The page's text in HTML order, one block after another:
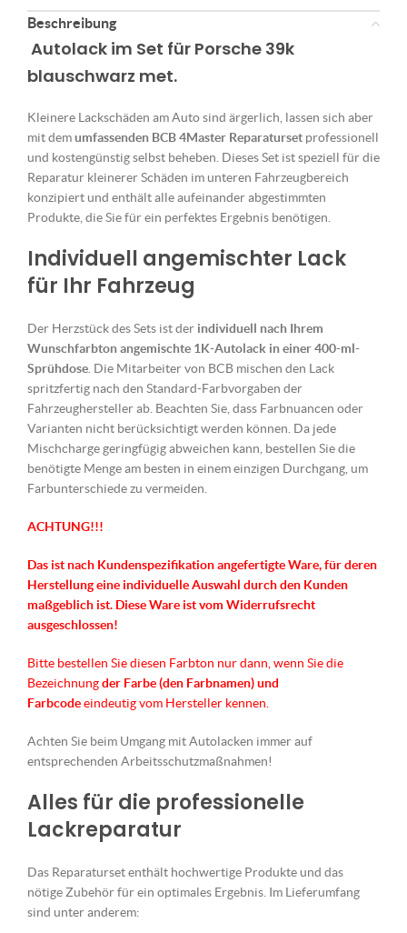
Beschreibung
Autolack im Set für Porsche 39k
blauschwarz met.
Kleinere Lackschäden am Auto sind ärgerlich, lassen sich aber
mit demumfassenden BCB 4Master Reparaturset professionell
und kostengünstig selbst beheben. Dieses Set ist speziell für die
Reparatur kleinerer Schäden im unteren Fahrzeugbereich
konzipiert und enthält alle aufeinander abgestimmten
Produkte, die Sie für ein perfektes Ergebnis benötigen.
Individuell angemischter Lack
für Ihr Fahrzeug
Der Herzstück des Sets ist der individuell nach Ihrem
Wunschfarbton angemischte 1K-Autolack in einer 400-ml-
Sprühdose . Die Mitarbeiter von BCB mischen den Lack
spritzfertig nach den Standard-Farbvorgaben der
Fahrzeughersteller ab. Beachten Sie, dass Farbnuancen oder
Varianten nicht berücksichtigt werden können. Da jede
Mischcharge geringfügig abweichen kann, bestellen Sie die
benötigte Menge am besten in einem einzigen Durchgang, um
Farbunterschiede zu vermeiden.
ACHTUNG!!!
Das ist nach Kundenspezifikation angefertigte Ware, für deren
Herstellung eine individuelle Auswahl durch den Kunden
maßgeblich ist. Diese Ware ist vom Widerrufsrecht
ausgeschlossen!
Bitte bestellen Sie diesen Farbton nur dann, wenn Sie die
Bezeichnungder Farbe (den Farbnamen) und
Farbcodeeindeutig vom Hersteller kennen.
Achten Sie beim Umgang mit Autolacken immer auf
entsprechenden Arbeitsschutzmaßnahmen!
Alles für die professionelle
Lackreparatur
Das Reparaturset enthält hochwertige Produkte und das
nötige Zubehör für ein optimales Ergebnis. Im Lieferumfang
sind unter anderem: